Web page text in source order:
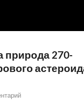
природа 270-